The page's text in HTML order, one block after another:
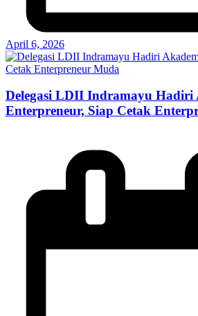
April 6, 2026
Delegasi LDII Indramayu Hadiri
Enterpreneur, Siap Cetak